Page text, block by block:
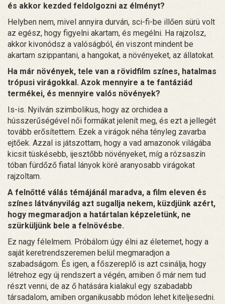
és akkor kezded feldolgozni az élményt?
Helyben nem, mivel annyira durván, sci-fi-be illően sürü volt
az egész, hogy figyelni akartam, és megélni. Ha rajzolsz,
akkor kivonódsz a valóságból, én viszont mindent be
akartam szippantani, a hangokat, a növényeket, az állatokat.
Ha már növények, tele van a rövidfilm színes, hatalmas
trópusi virágokkal. Azok mennyire a te fantáziád
termékei, és mennyire valós növények?
Is-is. Nyilván szimbolikus, hogy az orchidea a
hússzerűségével női formákat jelenít meg, és ezt a jellegét
tovább erősítettem. Ezek a virágok néha tényleg zavarba
ejtőek. Azzal is játszottam, hogy a vad amazonok világába
kicsit tüskésebb, ijesztőbb növényeket, míg a rózsaszín
tóban fürdőző fiatal lányok köré aranyosabb virágokat
rajzoltam.
A felnőtté válás témájánál maradva, a film eleven és
színes látványvilág azt sugallja nekem, küzdjünk azért,
hogy megmaradjon a határtalan képzeletünk, ne
szürküljünk bele a felnövésbe.
Ez nagy félelmem. Próbálom úgy élni az életemet, hogy a
saját keretrendszeremen belül megmaradjon a
szabadságom. És igen, a főszereplő is azt csinálja, hogy
létrehoz egy új rendszert a végén, amiben ő már nem tud
részt venni, de az ő hatására kialakul egy szabadabb
társadalom, amiben organikusabb módon lehet kiteljesedni.